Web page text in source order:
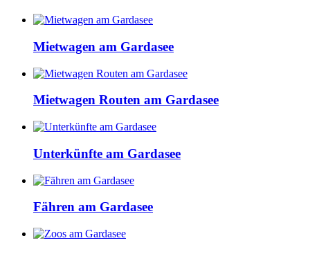
Mietwagen am Gardasee
Mietwagen Routen am Gardasee
Unterkünfte am Gardasee
Fähren am Gardasee